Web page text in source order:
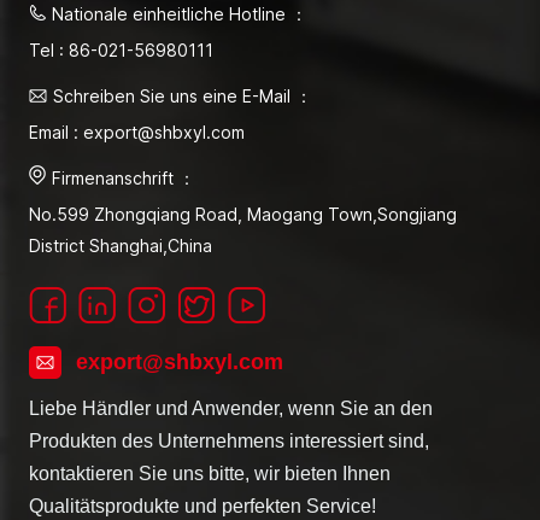
Nationale einheitliche Hotline ：
Tel : 86-021-56980111
Schreiben Sie uns eine E-Mail ：
Email : export@shbxyl.com
Firmenanschrift ：
No.599 Zhongqiang Road, Maogang Town,Songjiang
District Shanghai,China
export@shbxyl.com
Liebe Händler und Anwender, wenn Sie an den
Produkten des Unternehmens interessiert sind,
kontaktieren Sie uns bitte, wir bieten Ihnen
Qualitätsprodukte und perfekten Service!